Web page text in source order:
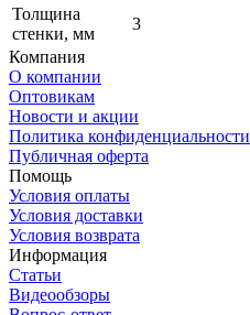
Толщина
стенки, мм
3
Компания
О компании
Оптовикам
Новости и акции
Политика конфиденциальности
Публичная оферта
Помощь
Условия оплаты
Условия доставки
Условия возврата
Информация
Статьи
Видеообзоры